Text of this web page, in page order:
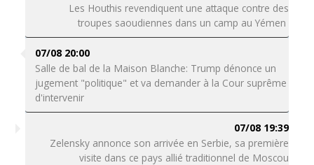
Les Houthis revendiquent une attaque contre des
troupes saoudiennes dans un camp au Yémen
07/08 20:00
Salle de bal de la Maison Blanche: Trump dénonce un
jugement "politique" et va demander à la Cour suprême
d'intervenir
07/08 19:39
Zelensky annonce son arrivée en Serbie, sa première
visite dans ce pays allié traditionnel de Moscou